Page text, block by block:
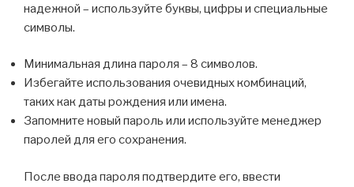
надежной – используйте буквы, цифры и специальные
символы.
Минимальная длина пароля – 8 символов.
Избегайте использования очевидных комбинаций,
таких как даты рождения или имена.
Запомните новый пароль или используйте менеджер
паролей для его сохранения.
После ввода пароля подтвердите его, ввести